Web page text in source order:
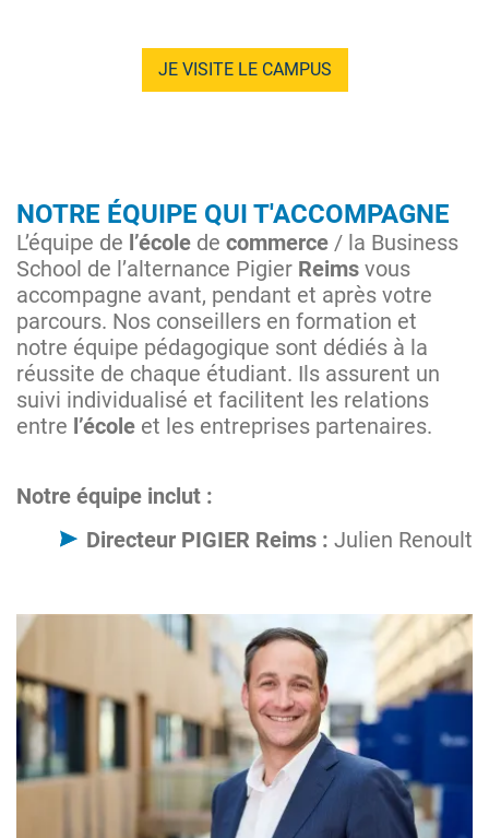
JE VISITE LE CAMPUS
NOTRE ÉQUIPE QUI T'ACCOMPAGNE
L’équipe de l’école de commerce / la Business
School de l’alternance Pigier Reims vous
accompagne avant, pendant et après votre
parcours. Nos conseillers en formation et
notre équipe pédagogique sont dédiés à la
réussite de chaque étudiant. Ils assurent un
suivi individualisé et facilitent les relations
entre l’école et les entreprises partenaires.
Notre équipe inclut :
Directeur PIGIER Reims : Julien Renoult
Image